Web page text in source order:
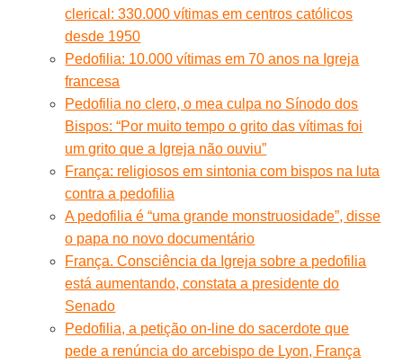
clerical: 330.000 vítimas em centros católicos
desde 1950
Pedofilia: 10.000 vítimas em 70 anos na Igreja
francesa
Pedofilia no clero, o mea culpa no Sínodo dos
Bispos: “Por muito tempo o grito das vítimas foi
um grito que a Igreja não ouviu”
França: religiosos em sintonia com bispos na luta
contra a pedofilia
A pedofilia é “uma grande monstruosidade”, disse
o papa no novo documentário
França. Consciência da Igreja sobre a pedofilia
está aumentando, constata a presidente do
Senado
Pedofilia, a petição on-line do sacerdote que
pede a renúncia do arcebispo de Lyon, França